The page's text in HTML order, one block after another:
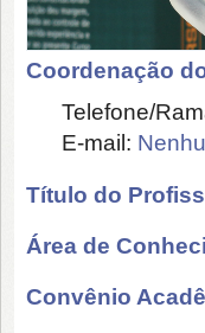
Coordenação
Telefone/
E-mail:
Título do
Área de
Convênio